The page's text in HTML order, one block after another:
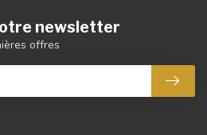
newsletter
offres